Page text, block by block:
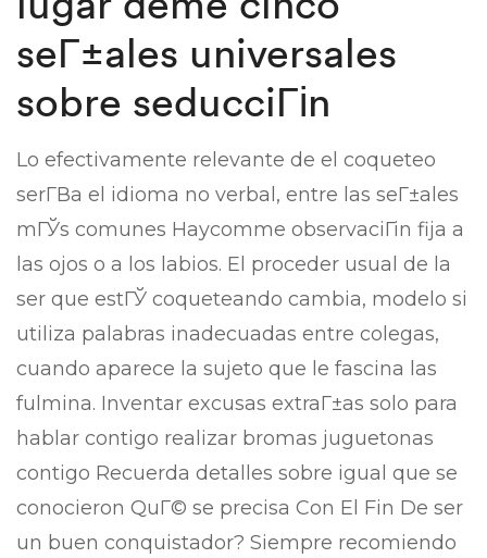
seГ±ales universales
sobre seducciГіn
Lo efectivamente relevante de el coqueteo
serГ­В­a el idioma no verbal, entre las seГ±ales
mГЎs comunes Haycomme observaciГіn fija a
las ojos o a los labios. El proceder usual de la
ser que estГЎ coqueteando cambia, modelo si
utiliza palabras inadecuadas entre colegas,
cuando aparece la sujeto que le fascina las
fulmina. Inventar excusas extraГ±as solo para
hablar contigo realizar bromas juguetonas
contigo Recuerda detalles sobre igual que se
conocieron QuГ© se precisa Con El Fin De ser
un buen conquistador? Siempre recomiendo